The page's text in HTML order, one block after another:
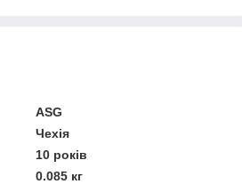
ASG
Чехія
10 років
0.085 кг